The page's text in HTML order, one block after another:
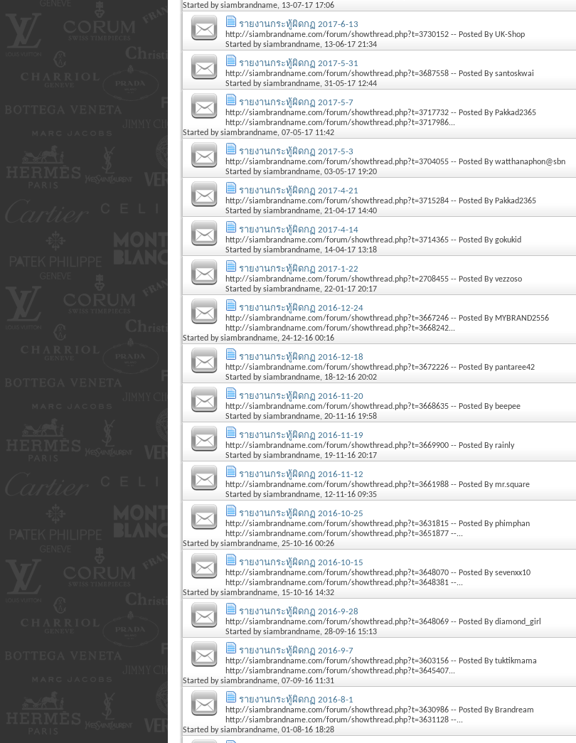
Started bysiambrandname, 13-07-17 17:06
รายงานกระทู้ผิดกฏ 2017-6-13
http://siambrandname.com/forum/showthread.php?t=3730152 -- Posted By UK-Shop
Started bysiambrandname, 13-06-17 21:34
รายงานกระทู้ผิดกฏ 2017-5-31
http://siambrandname.com/forum/showthread.php?t=3687558 -- Posted By santoskwai
Started bysiambrandname, 31-05-17 12:44
รายงานกระทู้ผิดกฏ 2017-5-7
http://siambrandname.com/forum/showthread.php?t=3717732 -- Posted By Pakkad2365
http://siambrandname.com/forum/showthread.php?t=3717986...
Started bysiambrandname, 07-05-17 11:42
รายงานกระทู้ผิดกฏ 2017-5-3
http://siambrandname.com/forum/showthread.php?t=3704055 -- Posted By watthanaphon@sbn
Started bysiambrandname, 03-05-17 19:20
รายงานกระทู้ผิดกฏ 2017-4-21
http://siambrandname.com/forum/showthread.php?t=3715284 -- Posted By Pakkad2365
Started bysiambrandname, 21-04-17 14:40
รายงานกระทู้ผิดกฏ 2017-4-14
http://siambrandname.com/forum/showthread.php?t=3714365 -- Posted By gokukid
Started bysiambrandname, 14-04-17 13:18
รายงานกระทู้ผิดกฏ 2017-1-22
http://siambrandname.com/forum/showthread.php?t=2708455 -- Posted By vezzoso
Started bysiambrandname, 22-01-17 20:17
รายงานกระทู้ผิดกฏ 2016-12-24
http://siambrandname.com/forum/showthread.php?t=3667246 -- Posted By MYBRAND2556
http://siambrandname.com/forum/showthread.php?t=3668242...
Started bysiambrandname, 24-12-16 00:16
รายงานกระทู้ผิดกฏ 2016-12-18
http://siambrandname.com/forum/showthread.php?t=3672226 -- Posted By pantaree42
Started bysiambrandname, 18-12-16 20:02
รายงานกระทู้ผิดกฏ 2016-11-20
http://siambrandname.com/forum/showthread.php?t=3668635 -- Posted By beepee
Started bysiambrandname, 20-11-16 19:58
รายงานกระทู้ผิดกฏ 2016-11-19
http://siambrandname.com/forum/showthread.php?t=3669900 -- Posted By rainly
Started bysiambrandname, 19-11-16 20:17
รายงานกระทู้ผิดกฏ 2016-11-12
http://siambrandname.com/forum/showthread.php?t=3661988 -- Posted By mr.square
Started bysiambrandname, 12-11-16 09:35
รายงานกระทู้ผิดกฏ 2016-10-25
http://siambrandname.com/forum/showthread.php?t=3631815 -- Posted By phimphan
http://siambrandname.com/forum/showthread.php?t=3651877 --...
Started bysiambrandname, 25-10-16 00:26
รายงานกระทู้ผิดกฏ 2016-10-15
http://siambrandname.com/forum/showthread.php?t=3648070 -- Posted By sevenxx10
http://siambrandname.com/forum/showthread.php?t=3648381 --...
Started bysiambrandname, 15-10-16 14:32
รายงานกระทู้ผิดกฏ 2016-9-28
http://siambrandname.com/forum/showthread.php?t=3648069 -- Posted By diamond_girl
Started bysiambrandname, 28-09-16 15:13
รายงานกระทู้ผิดกฏ 2016-9-7
http://siambrandname.com/forum/showthread.php?t=3603156 -- Posted By tuktikmama
http://siambrandname.com/forum/showthread.php?t=3645407...
Started bysiambrandname, 07-09-16 11:31
รายงานกระทู้ผิดกฏ 2016-8-1
http://siambrandname.com/forum/showthread.php?t=3630986 -- Posted By Brandream
http://siambrandname.com/forum/showthread.php?t=3631128 --...
Started bysiambrandname, 01-08-16 18:28